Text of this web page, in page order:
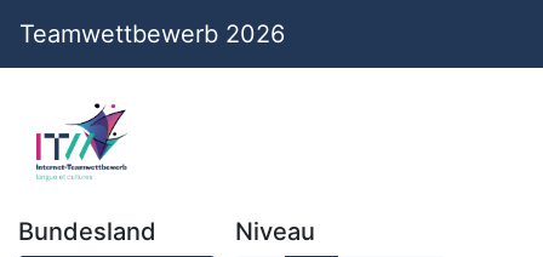
Teamwettbewerb 2026
Bundesland Niveau